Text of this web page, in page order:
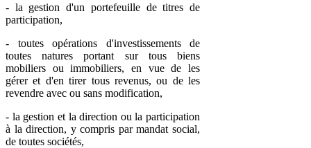
- la gestion d'un portefeuille de titres de
participation,
- toutes opérations d'investissements de
toutes natures portant sur tous biens
mobiliers ou immobiliers, en vue de les
gérer et d'en tirer tous revenus, ou de les
revendre avec ou sans modification,
- la gestion et la direction ou la participation
à la direction, y compris par mandat social,
de toutes sociétés,